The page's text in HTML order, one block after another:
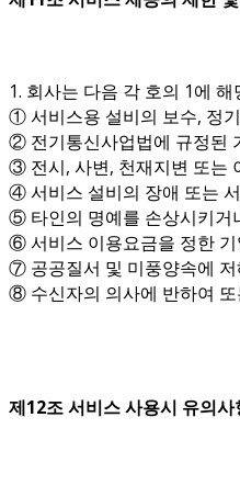
1. 회사는 다음 각 호의 1에
① 서비스용 설비의 보수, 정
② 전기통신사업법에 규정된
③ 전시, 사변, 천재지변 또는
④ 서비스 설비의 장애 또는
⑤ 타인의 명예를 손상시키거
⑥ 서비스 이용요금을 정한
⑦ 공공질서 및 미풍양속에
⑧ 수신자의 의사에 반하여
제12조 서비스 사용시 유의사